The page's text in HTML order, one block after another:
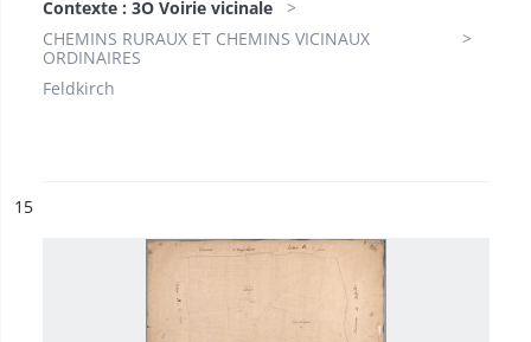
Contexte : 3O Voirie vicinale
CHEMINS RURAUX ET CHEMINS VICINAUX
ORDINAIRES
Feldkirch
n°
15